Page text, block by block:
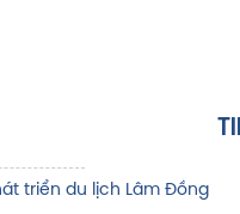
triển du lịch Lâm Đồng